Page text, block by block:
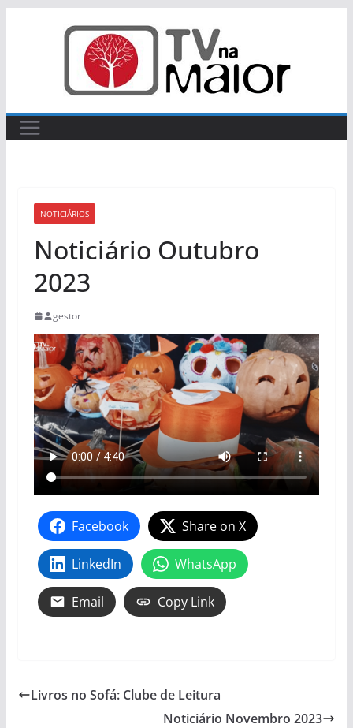
NOTICIÁRIOS
Noticiário Outubro
2023
gestor
Facebook Share on X
LinkedIn WhatsApp
Email Copy Link
Livros no Sofá: Clube de Leitura
Noticiário Novembro 2023